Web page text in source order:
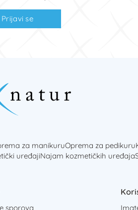
Prijavi se
za manikuruOprema za pedikuru
uređajiNajam kozmetičkih uređaja
sporova